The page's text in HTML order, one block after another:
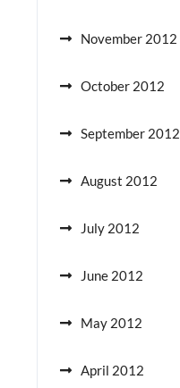
November 2012
October 2012
September 2012
August 2012
July 2012
June 2012
May 2012
April 2012